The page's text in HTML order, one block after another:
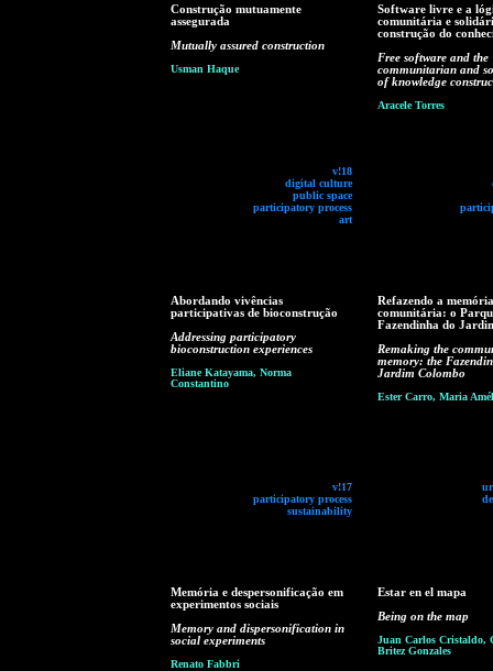
Construção mutuamente
assegurada
Mutually assured construction
Usman Haque
v!18
digital culture
public space
participatory process
art
Software livre e a
comunitária e
construção do
Free software and the
communitarian and
of knowledge
Aracele Torres
Abordando vivências
participativas de bioconstrução
Addressing participatory
bioconstruction experiences
Eliane Katayama, Norma
Constantino
v!17
participatory process
sustainability
Refazendo a memória
comunitária: o
Fazendinha do
Remaking the
memory: the
Jardim Colombo
Ester Carro, Maria
Memória e despersonificação em
experimentos sociais
Memory and dispersonification in
social experiments
Renato Fabbri
Estar en el mapa
Being on the map
Juan Carlos Cristaldo,
Britez Gonzales